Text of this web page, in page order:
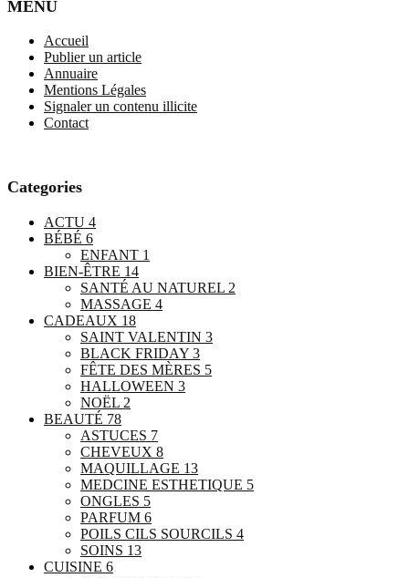
MENU
Accueil
Publier un article
Annuaire
Mentions Légales
Signaler un contenu illicite
Contact
Categories
ACTU 4
BÉBÉ 6
ENFANT 1
BIEN-ÊTRE 14
SANTÉ AU NATUREL 2
MASSAGE 4
CADEAUX 18
SAINT VALENTIN 3
BLACK FRIDAY 3
FÊTE DES MÈRES 5
HALLOWEEN 3
NOËL 2
BEAUTÉ 78
ASTUCES 7
CHEVEUX 8
MAQUILLAGE 13
MEDCINE ESTHETIQUE 5
ONGLES 5
PARFUM 6
POILS CILS SOURCILS 4
SOINS 13
CUISINE 6